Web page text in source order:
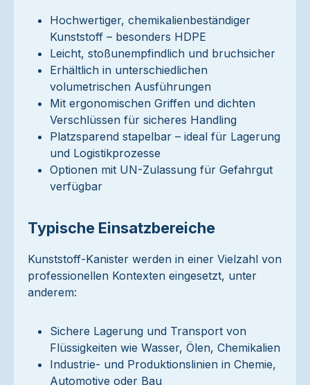
Hochwertiger, chemikalienbeständiger
Kunststoff – besonders HDPE
Leicht, stoßunempfindlich und bruchsicher
Erhältlich in unterschiedlichen
volumetrischen Ausführungen
Mit ergonomischen Griffen und dichten
Verschlüssen für sicheres Handling
Platzsparend stapelbar – ideal für Lagerung
und Logistikprozesse
Optionen mit UN-Zulassung für Gefahrgut
verfügbar
Typische Einsatzbereiche
Kunststoff-Kanister werden in einer Vielzahl von
professionellen Kontexten eingesetzt, unter
anderem:
Sichere Lagerung und Transport von
Flüssigkeiten wie Wasser, Ölen, Chemikalien
Industrie- und Produktionslinien in Chemie,
Automotive oder Bau